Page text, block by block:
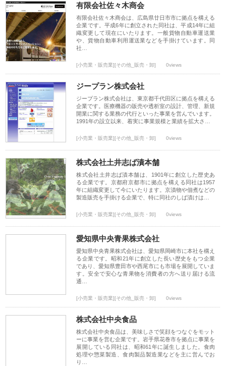
有限会社佐々木商会
有限会社佐々木商会は、広島県廿日市市に拠点を構える
企業です。平成6年に創立された同社は、平成14年に組
織変更して現在にいたります。一般貨物自動車運送業
や、貨物自動車利用運送業などを手掛けています。同
社…
[小売業・販売業][その他_販売・卸] 0views
ジープラン株式会社
ジープラン株式会社は、東京都千代田区に拠点を構える
企業です。医療機器の販売や透析室の設計、管理、新規
開業に関する業務の代行といった事業を営んでいます。
1991年の設立以来、着実に事業規模と業績を拡大さ…
[小売業・販売業][その他_販売・卸] 0views
株式会社土井志ば漬本舗
株式会社土井志ば漬本舗は、1901年に創立した歴史あ
る企業です。京都府京都市に拠点を構える同社は1957
年に組織変更して今にいたります。京漬物や佃煮などの
製造販売を手掛ける企業で、特に同社のしば漬けは…
[小売業・販売業][その他_販売・卸] 0views
愛知県中央青果株式会社
愛知県中央青果株式会社は、愛知県岡崎市に本社を構え
る企業です。昭和21年に創立した長い歴史をもつ企業
であり、愛知県豊田市や西尾市にも市場を展開していま
す。安全で安心な青果物を消費者の方へ送り届ける流
通…
[小売業・販売業][その他_販売・卸] 0views
株式会社中央食品
株式会社中央食品は、美味しさで笑顔をつなぐをモット
ーに事業を営む企業です。岩手県花巻市を拠点に事業を
展開している同社は、昭和61年に誕生しました。食肉
処理や惣菜製造、食肉製品製造業などを主に営んでお
り…